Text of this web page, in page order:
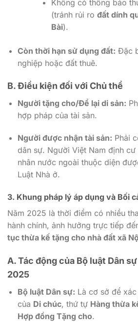
Không có thông báo
(tránh rủi ro đất dính
Bài).
Còn thời hạn sử dụng đất: Đặc
nghiệp hoặc đất thuê.
B. Điều kiện đối với Chủ thể
Người tặng cho/Để lại di sản:
hợp pháp của tài sản.
Người được nhận tài sản: Phải
dân sự. Người Việt Nam định
nhân nước ngoài thuộc diện
Luật Nhà ở.
3. Khung pháp lý áp dụng và Bối
Năm 2025 là thời điểm có nhiều
hành chính, ảnh hưởng trực tiếp
tục thừa kế tặng cho nhà đất xã
A. Tác động của Bộ luật Dân
2025
Bộ luật Dân sự: Là cơ sở để
của Di chúc, thứ tự Hàng thừa
Hợp đồng Tặng cho.